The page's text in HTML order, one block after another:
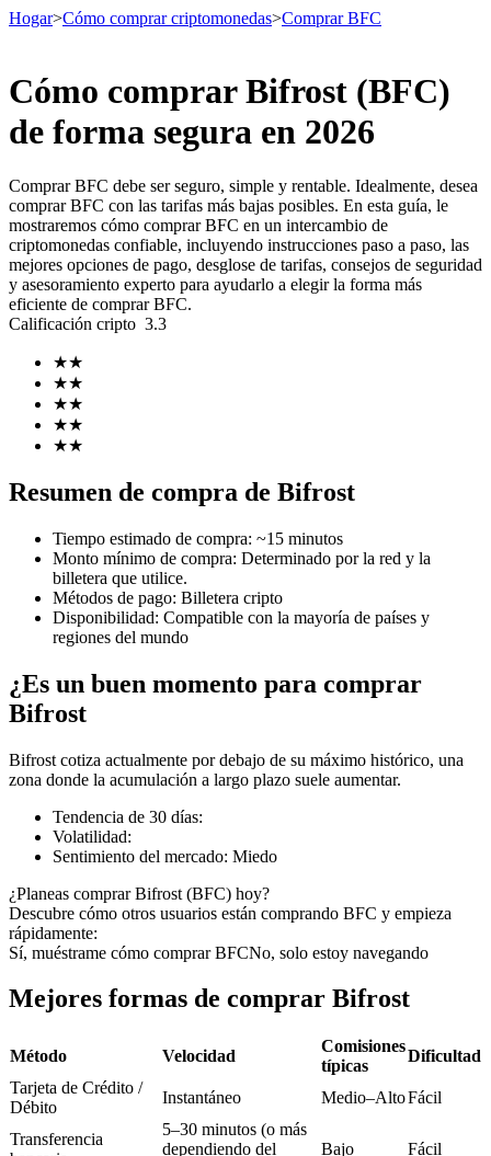
Futuros
Futuros del USDT
Futuros que utilizan USDT como garantía
Futuros COIN-M
Futuros de criptomonedas
TradFi
primas
Futuros del USDC
Hogar>Cómo comprar criptomonedas>Comprar BFC
Cómo comprar Bifrost (BFC)
de forma segura en 2026
Comprar BFC debe ser seguro, simple y rentable. Idealmente, desea
comprar BFC con las tarifas más bajas posibles. En esta guía, le
mostraremos cómo comprar BFC en un intercambio de
criptomonedas confiable, incluyendo instrucciones paso a paso, las
mejores opciones de pago, desglose de tarifas, consejos de seguridad
y asesoramiento experto para ayudarlo a elegir la forma más
eficiente de comprar BFC.
Calificación cripto 3.3
★★
★★
★★
★★
★★
Resumen de compra de Bifrost
Tiempo estimado de compra: ~15 minutos
Monto mínimo de compra: Determinado por la red y la
billetera que utilice.
Métodos de pago: Billetera cripto
Disponibilidad: Compatible con la mayoría de países y
regiones del mundo
¿Es un buen momento para comprar
Bifrost
Bifrost cotiza actualmente por debajo de su máximo histórico, una
zona donde la acumulación a largo plazo suele aumentar.
Tendencia de 30 días:
Volatilidad:
Sentimiento del mercado: Miedo
¿Planeas comprar Bifrost (BFC) hoy?
Descubre cómo otros usuarios están comprando BFC y empieza
rápidamente:
Sí, muéstrame cómo comprar BFCNo, solo estoy navegando
Mejores formas de comprar Bifrost
Método Velocidad
Comisiones
típicas
Dificultad
Tarjeta de Crédito /
Débito
Instantáneo Medio–AltoFácil
Transferencia
5–30 minutos (o más
dependiendo del
Bajo Fácil